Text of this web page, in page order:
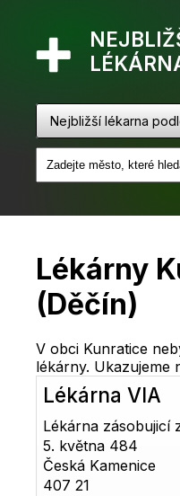
Nejbližší lékarna
Lékárny
(Děčín)
V obci Kunratice
lékárny. Ukazujeme
Lékárna VIA
Lékárna zásobujicí
5. května 484
Česká Kamenice
407 21